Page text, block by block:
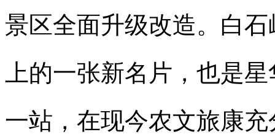
景区全面升级改造。白
上的一张新名片，也是
一站，在现今农文旅康